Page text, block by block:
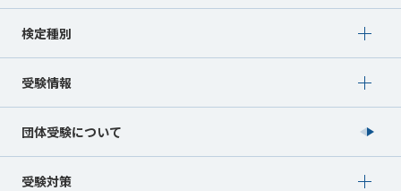
検定種別
Show submenu for 検定種別
受験情報
Show submenu for 受験情報
団体受験について
受験対策
Show submenu for 受験対策